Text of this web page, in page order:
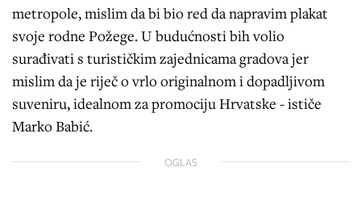
metropole, mislim da bi bio red da napravim plakat
svoje rodne Požege. U budućnosti bih volio
surađivati s turističkim zajednicama gradova jer
mislim da je riječ o vrlo originalnom i dopadljivom
suveniru, idealnom za promociju Hrvatske - ističe
Marko Babić.
OGLAS